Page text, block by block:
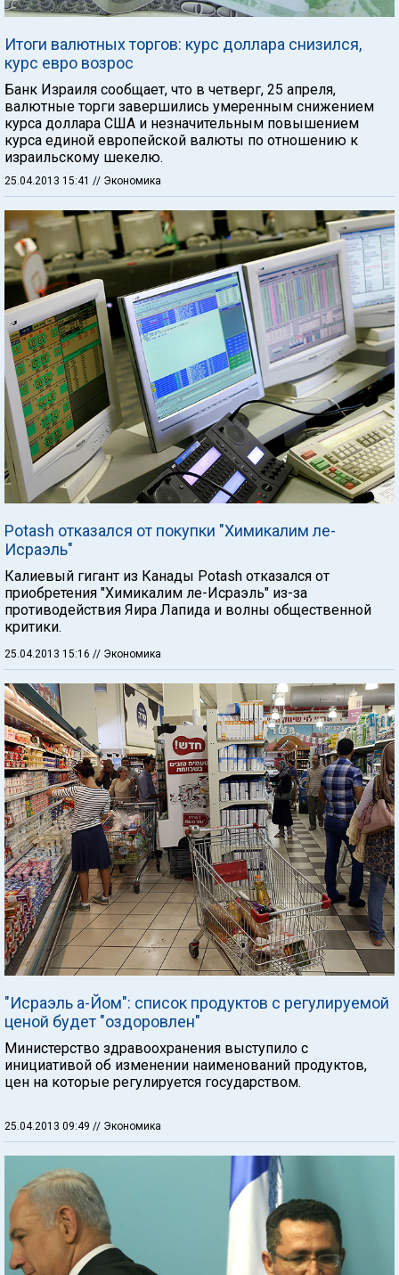
Итоги валютных торгов: курс доллара снизился,
курс евро возрос
Банк Израиля сообщает, что в четверг, 25 апреля,
валютные торги завершились умеренным снижением
курса доллара США и незначительным повышением
курса единой европейской валюты по отношению к
израильскому шекелю.
25.04.2013 15:41 // Экономика
Potash отказался от покупки "Химикалим ле-
Исраэль"
Калиевый гигант из Канады Potash отказался от
приобретения "Химикалим ле-Исраэль" из-за
противодействия Яира Лапида и волны общественной
критики.
25.04.2013 15:16 // Экономика
"Исраэль а-Йом": cписок продуктов с регулируемой
ценой будет "оздоровлен"
Министерство здравоохранения выступило с
инициативой об изменении наименований продуктов,
цен на которые регулируется государством.
25.04.2013 09:49 // Экономика